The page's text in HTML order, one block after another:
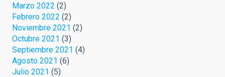
Marzo 2022 (2)
Febrero 2022 (2)
Noviembre 2021 (2)
Octubre 2021 (3)
Septiembre 2021 (4)
Agosto 2021 (6)
Julio 2021 (5)